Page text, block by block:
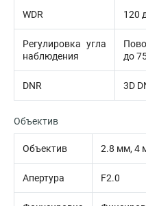
WDR 120
Регулировка угла
наблюдения
до
DNR 3D
Объектив
Объектив 2.8 мм, 4
Апертура F2.0